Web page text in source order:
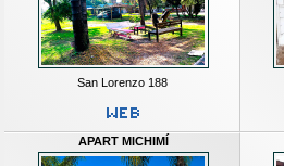
San Lorenzo 188
APART MICHIMÍ